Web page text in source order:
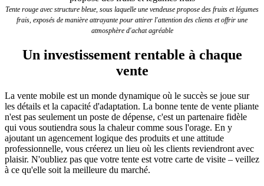
Tente rouge avec structure bleue, sous laquelle une vendeuse propose des fruits et légumes
frais, exposés de manière attrayante pour attirer l'attention des clients et offrir une
atmosphère d'achat agréable
Un investissement rentable à chaque
vente
La vente mobile est un monde dynamique où le succès se joue sur
les détails et la capacité d'adaptation. La bonne tente de vente pliante
n'est pas seulement un poste de dépense, c'est un partenaire fidèle
qui vous soutiendra sous la chaleur comme sous l'orage. En y
ajoutant un agencement logique des produits et une attitude
professionnelle, vous créerez un lieu où les clients reviendront avec
plaisir. N'oubliez pas que votre tente est votre carte de visite – veillez
à ce qu'elle soit la meilleure du marché.